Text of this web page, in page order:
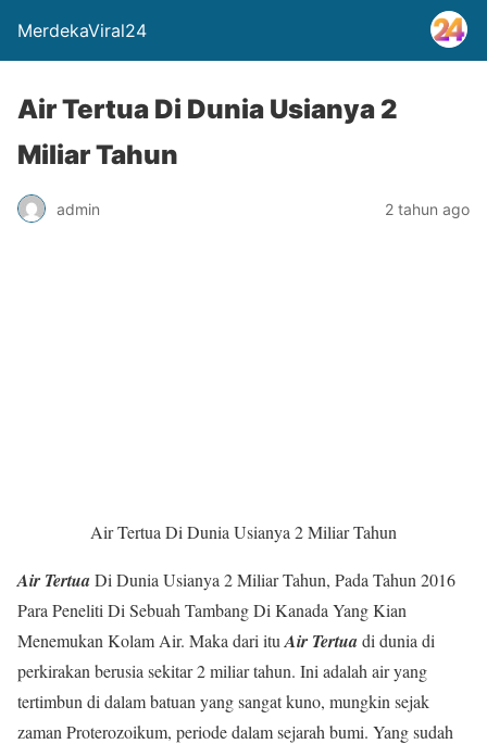
MerdekaViral24
Air Tertua Di Dunia Usianya 2
Miliar Tahun
admin 2 tahun ago
Air Tertua Di Dunia Usianya 2 Miliar Tahun
Air TertuaDi Dunia Usianya 2 Miliar Tahun, Pada Tahun 2016
Para Peneliti Di Sebuah Tambang Di Kanada Yang Kian
Menemukan Kolam Air. Maka dari itu Air Tertuadi dunia di
perkirakan berusia sekitar 2 miliar tahun. Ini adalah air yang
tertimbun di dalam batuan yang sangat kuno, mungkin sejak
zaman Proterozoikum, periode dalam sejarah bumi. Yang sudah